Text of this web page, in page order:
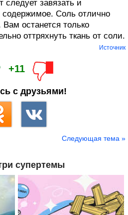
следует завязать и
содержимое. Соль отлично
останется только
оттряхнуть ткань от соли.
Источник
+11
с друзьями!
Следующая тема »
супертемы